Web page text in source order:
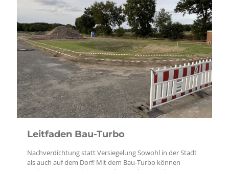
Leitfaden Bau-Turbo
Nachverdichtung statt Versiegelung Sowohl in der Stadt
als auch auf dem Dorf! Mit dem Bau-Turbo können